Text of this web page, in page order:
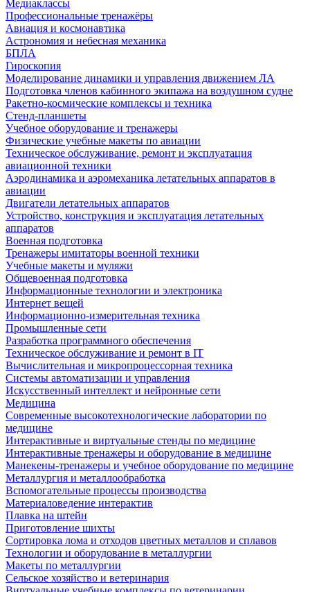
Медиаклассы
Профессиональные тренажёры
Авиация и космонавтика
Астрономия и небесная механика
БПЛА
Гироскопия
Моделирование динамики и управления движением ЛА
Подготовка членов кабинного экипажа на воздушном судне
Ракетно-космические комплексы и техника
Стенд-планшеты
Учебное оборудование и тренажеры
Физические учебные макеты по авиации
Техническое обслуживание, ремонт и эксплуатация
авиационной техники
Аэродинамика и аэромеханика летательных аппаратов в
авиации
Двигатели летательных аппаратов
Устройство, конструкция и эксплуатация летательных
аппаратов
Военная подготовка
Тренажеры имитаторы военной техники
Учебные макеты и муляжи
Общевоенная подготовка
Информационные технологии и электроника
Интернет вещей
Информационно-измерительная техника
Промышленные сети
Разработка программного обеспечения
Техническое обслуживание и ремонт в IT
Вычислительная и микропроцессорная техника
Системы автоматизации и управления
Искусственный интеллект и нейронные сети
Медицина
Современные высокотехнологические лаборатории по
медицине
Интерактивные и виртуальные стенды по медицине
Интерактивные тренажеры и оборудование в медицине
Манекены-тренажеры и учебное оборудование по медицине
Металлургия и металлообработка
Вспомогательные процессы производства
Материаловедение интерактив
Плавка на штейн
Приготовление шихты
Сортировка лома и отходов цветных металлов и сплавов
Технологии и оборудование в металлургии
Макеты по металлургии
Сельское хозяйство и ветеринария